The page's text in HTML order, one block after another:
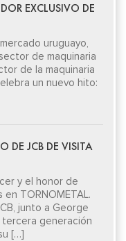
EXCLUSIVO DE
uruguayo,
de maquinaria
de la maquinaria
un nuevo hito:
DE JCB DE VISITA
y el honor de
TORNOMETAL.
junto a George
tercera generación
[…]